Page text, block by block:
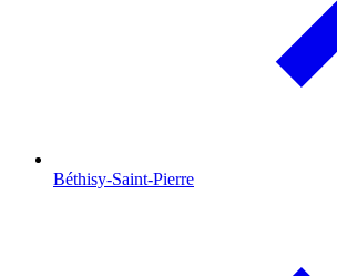
Béthisy-Saint-Pierre